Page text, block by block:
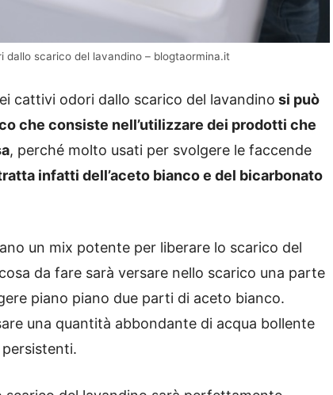
scarico del lavandino – blogtaormina.it
cattivi odori dallo scarico del lavandino si può
che consiste nell’utilizzare dei prodotti che
, perché molto usati per svolgere le faccende
infatti dell’aceto bianco e del bicarbonato
un mix potente per liberare lo scarico del
da fare sarà versare nello scarico una parte
piano piano due parti di aceto bianco.
una quantità abbondante di acqua bollente